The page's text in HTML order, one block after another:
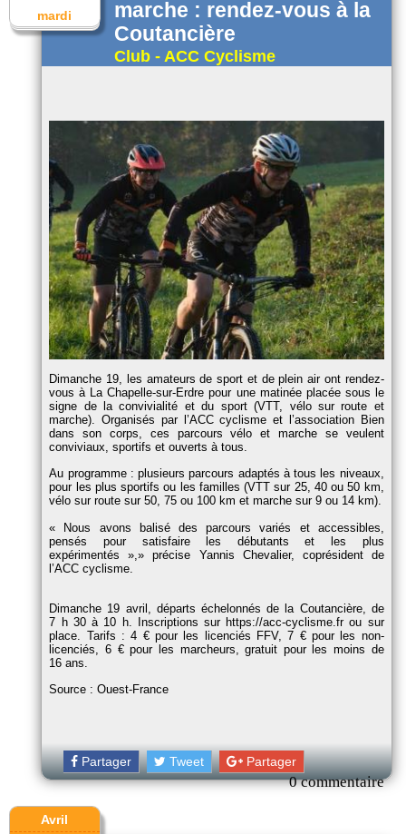
mardi
marche : rendez-vous à la
Coutancière
Club - ACC Cyclisme
Dimanche 19, les amateurs de sport et de plein air ont rendez-
vous à La Chapelle-sur-Erdre pour une matinée placée sous le
signe de la convivialité et du sport (VTT, vélo sur route et
marche). Organisés par l’ACC cyclisme et l’association Bien
dans son corps, ces parcours vélo et marche se veulent
conviviaux, sportifs et ouverts à tous.
Au programme : plusieurs parcours adaptés à tous les niveaux,
pour les plus sportifs ou les familles (VTT sur 25, 40 ou 50 km,
vélo sur route sur 50, 75 ou 100 km et marche sur 9 ou 14 km).
Nous avons balisé des parcours variés et accessibles,
pensés pour satisfaire les débutants et les plus
expérimentés »,
précise Yannis Chevalier, coprésident de
l’ACC cyclisme.
Dimanche 19 avril, départs échelonnés de la Coutancière, de
7 h 30 à 10 h. Inscriptions sur https://acc-cyclisme.fr ou sur
place. Tarifs : 4 € pour les licenciés FFV, 7 € pour les non-
licenciés, 6 € pour les marcheurs, gratuit pour les moins de
16 ans.
Source : Ouest-France
Partager Tweet Partager
0 commentaire
Avril